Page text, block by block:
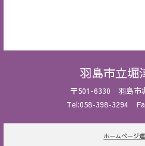
羽島市立堀
〒501-6330 羽島市
Tel:058-398-3294
ホームページ